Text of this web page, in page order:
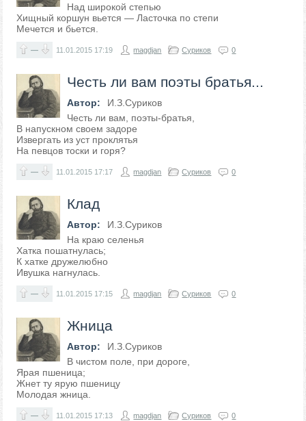
Над широкой степью
Хищный коршун вьется — Ласточка по степи
Мечется и бьется.
— 11.01.2015 17:19 magdjan Суриков 0
Честь ли вам поэты братья...
Автор:
И.З.Суриков
Честь ли вам, поэты-братья,
В напускном своем задоре
Извергать из уст проклятья
На певцов тоски и горя?
— 11.01.2015 17:17 magdjan Суриков 0
Клад
Автор:
И.З.Суриков
На краю селенья
Хатка пошатнулась;
К хатке дружелюбно
Ивушка нагнулась.
— 11.01.2015 17:15 magdjan Суриков 0
Жница
Автор:
И.З.Суриков
В чистом поле, при дороге,
Ярая пшеница;
Жнет ту ярую пшеницу
Молодая жница.
— 11.01.2015 17:13 magdjan Суриков 0